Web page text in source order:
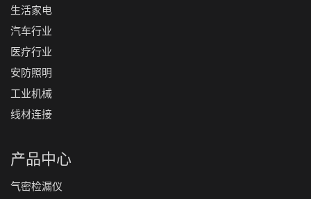
生活家电
汽车行业
医疗行业
安防照明
工业机械
线材连接
产品中心
气密检漏仪